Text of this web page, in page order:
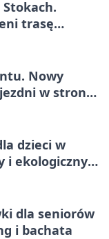
trasę
Nowy
w stronę
dzieci w
i ekologiczny
dla seniorów
i bachata